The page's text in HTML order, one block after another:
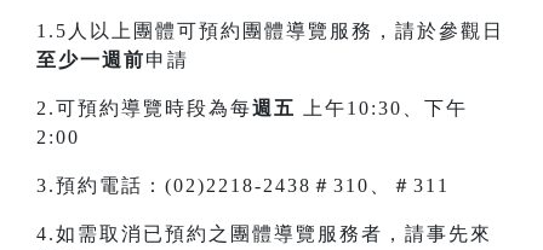
1.5人以上團體可預約團體導覽服務，請於參觀日
至少一週前申請
2.可預約導覽時段為每週五
上午10:30、下午
2:00
3.預約電話：(02)2218-2438＃310、＃311
4.如需取消已預約之團體導覽服務者，請事先來